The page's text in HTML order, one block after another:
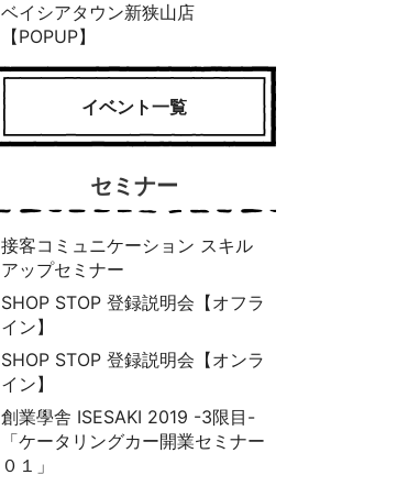
ベイシアタウン新狭山店
【POPUP】
イベント一覧
セミナー
接客コミュニケーション スキル
アップセミナー
SHOP STOP 登録説明会【オフラ
イン】
SHOP STOP 登録説明会【オンラ
イン】
創業學舎 ISESAKI 2019 -3限目-
「ケータリングカー開業セミナー
０１」